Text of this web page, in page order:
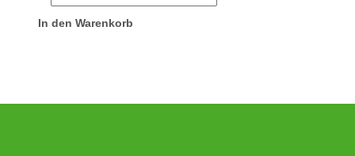
In den Warenkorb